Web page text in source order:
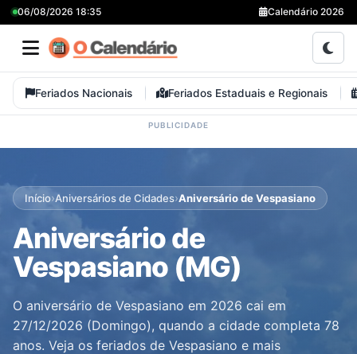
06/08/2026 18:35 Calendário 2026
Feriados Nacionais Feriados Estaduais e Regionais
Início›Aniversários de Cidades›Aniversário de Vespasiano
Aniversário de
Vespasiano (MG)
O aniversário de Vespasiano em 2026 cai em
27/12/2026 (Domingo), quando a cidade completa 78
anos. Veja os feriados de Vespasiano e mais